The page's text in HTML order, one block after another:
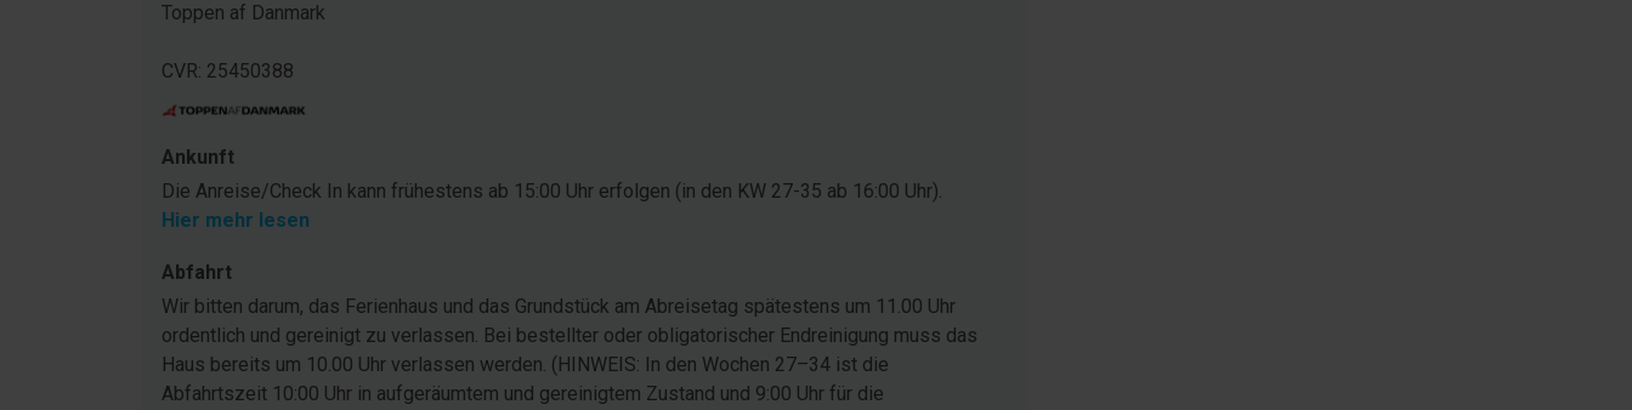
Toppen af Danmark
CVR: 25450388
Ankunft
Die Anreise/Check In kann frühestens ab 15:00 Uhr erfolgen (in den KW 27-35 ab 16:00 Uhr).
Hier mehr lesen
Abfahrt
Wir bitten darum, das Ferienhaus und das Grundstück am Abreisetag spätestens um 11.00 Uhr
ordentlich und gereinigt zu verlassen. Bei bestellter oder obligatorischer Endreinigung muss das
Haus bereits um 10.00 Uhr verlassen werden. (HINWEIS: In den Wochen 27–34 ist die
Abfahrtszeit 10:00 Uhr in aufgeräumtem und gereinigtem Zustand und 9:00 Uhr für die